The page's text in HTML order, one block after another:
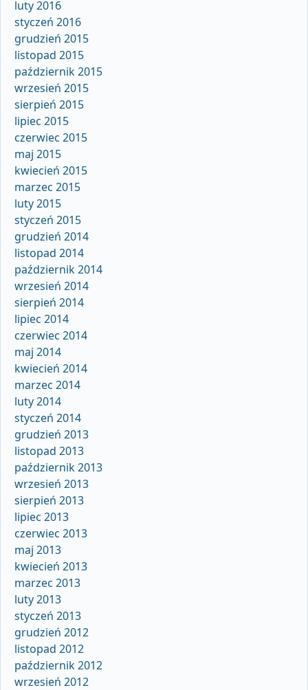
luty 2016
styczeń 2016
grudzień 2015
listopad 2015
październik 2015
wrzesień 2015
sierpień 2015
lipiec 2015
czerwiec 2015
maj 2015
kwiecień 2015
marzec 2015
luty 2015
styczeń 2015
grudzień 2014
listopad 2014
październik 2014
wrzesień 2014
sierpień 2014
lipiec 2014
czerwiec 2014
maj 2014
kwiecień 2014
marzec 2014
luty 2014
styczeń 2014
grudzień 2013
listopad 2013
październik 2013
wrzesień 2013
sierpień 2013
lipiec 2013
czerwiec 2013
maj 2013
kwiecień 2013
marzec 2013
luty 2013
styczeń 2013
grudzień 2012
listopad 2012
październik 2012
wrzesień 2012